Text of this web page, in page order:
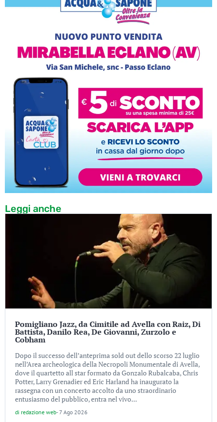
Leggi anche
Pomigliano Jazz, da Cimitile ad Avella con Raiz, Di
Battista, Danilo Rea, De Giovanni, Zurzolo e
Cobham
Dopo il successo dell’anteprima sold out dello scorso 22 luglio
nell’Area archeologica della Necropoli Monumentale di Avella,
dove il quartetto all star formato da Gonzalo Rubalcaba, Chris
Potter, Larry Grenadier ed Eric Harland ha inaugurato la
rassegna con un concerto accolto da uno straordinario
entusiasmo del pubblico, entra nel vivo...
di redazione web-7 Ago 2026